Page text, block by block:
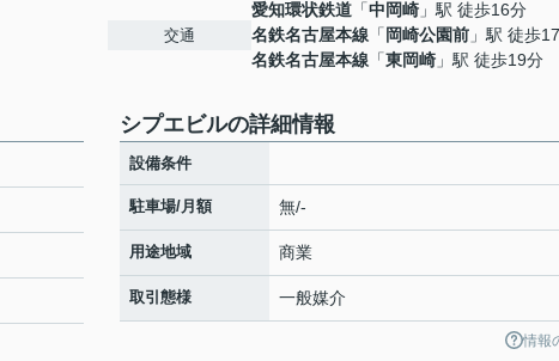
交通
愛知環状鉄道 「中岡崎 」駅 徒歩16分
名鉄名古屋本線 「 岡崎公園前 」駅 徒歩
名鉄名古屋本線 「東岡崎 」駅 徒歩19分
シプエビルの詳細情報
設備条件
駐車場/月額 無/-
用途地域 商業
取引態様 一般媒介
情報